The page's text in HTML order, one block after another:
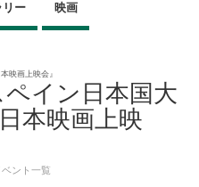
リー 映画
映画上映会』
イン日本国大
本映画上映
ント一覧